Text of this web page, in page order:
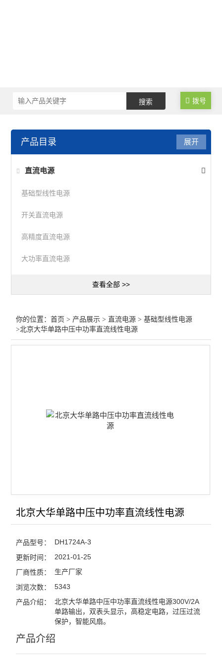
拨号
产品目录
直流电源
基础型线性电源
开关直流电源
高精度直流电源
大功率直流电源
查看全部 >>
展开
你的位置：首页 > 产品展示 > 直流电源 >基础型线性电源
>北京大华单路中压中功率直流线性电源
北京大华单路中压中功率直流线性电源
产品型号： DH1724A-3
更新时间： 2021-01-25
厂商性质： 生产厂家
浏览次数： 5343
产品介绍：
北京大华单路中压中功率直流线性电源300V/2A
单路输出，双表头显示，高稳定电路，过压过流
保护，智能风扇。
产品介绍